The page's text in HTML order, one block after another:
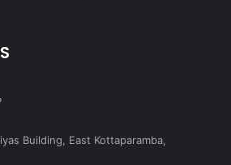
Building, East Kottaparamba,